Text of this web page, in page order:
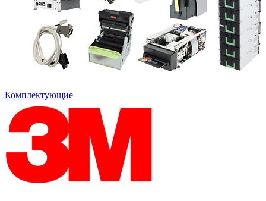
Комплектующие